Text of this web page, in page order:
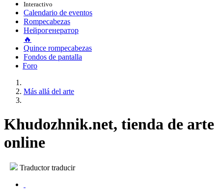
Interactivo
Calendario de eventos
Rompecabezas
Нейрогенератор
🔥
Quince rompecabezas
Fondos de pantalla
Foro
Más allá del arte
Khudozhnik.net, tienda de arte
online
Traductor traducir